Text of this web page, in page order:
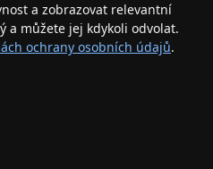
a zobrazovat relevantní
a můžete jej kdykoli odvolat.
ochrany osobních údajů.